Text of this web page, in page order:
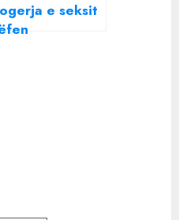
e seksit